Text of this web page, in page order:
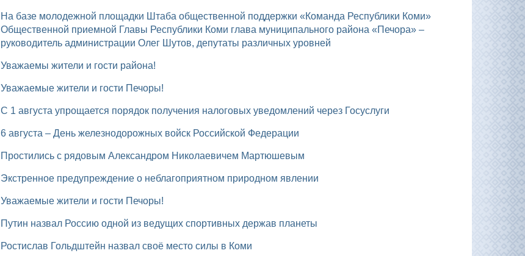
На базе молодежной площадки Штаба общественной поддержки «Команда Республики Коми»
Общественной приемной Главы Республики Коми глава муниципального района «Печора» –
руководитель администрации Олег Шутов, депутаты различных уровней
Уважаемы жители и гости района!
Уважаемые жители и гости Печоры!
С 1 августа упрощается порядок получения налоговых уведомлений через Госуслуги
6 августа – День железнодорожных войск Российской Федерации
Простились с рядовым Александром Николаевичем Мартюшевым
Экстренное предупреждение о неблагоприятном природном явлении
Уважаемые жители и гости Печоры!
Путин назвал Россию одной из ведущих спортивных держав планеты
Ростислав Гольдштейн назвал своё место силы в Коми